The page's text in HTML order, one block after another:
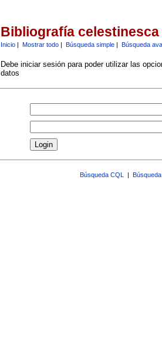
Bibliografía celestinesca
Inicio| Mostrar todo| Búsqueda simple| Búsqueda
Debe iniciar sesión para poder utilizar las
datos
Búsqueda CQL |